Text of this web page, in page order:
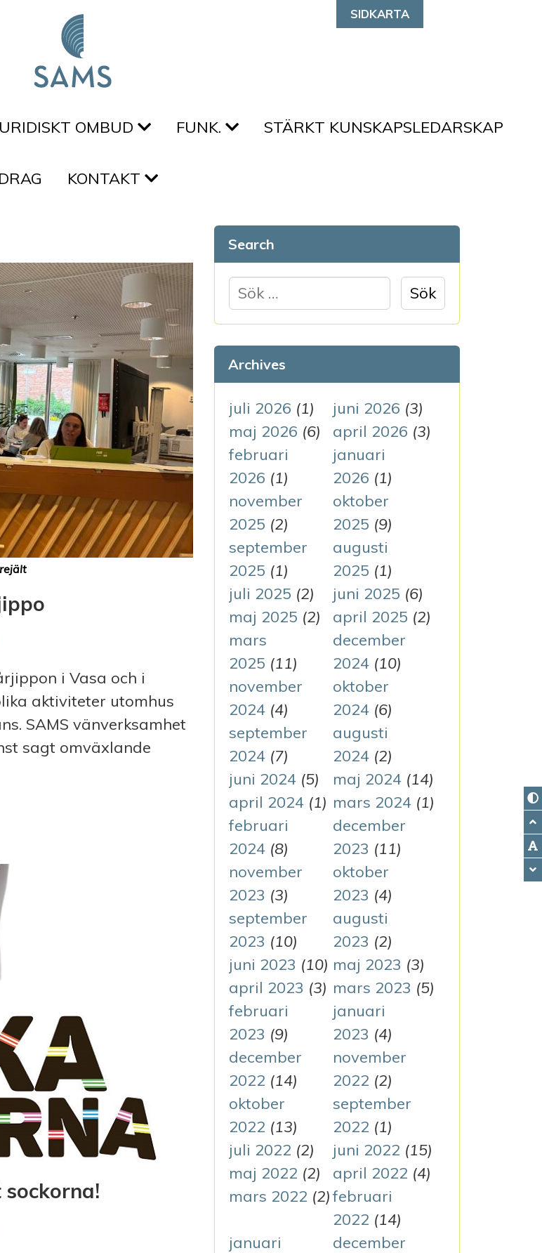
SIDKARTA
OMBUD FUNK. STÄRKT KUNSKAPSLEDARSKAP
KONTAKT
i Vasa och i
aktiviteter utomhus
SAMS vänverksamhet
sagt omväxlande
Search
ö
e
f
t
e
r
:
Archives
juli 2026 (1) juni 2026 (3)
maj 2026 (6) april 2026 (3)
februari
2026 (1)
januari
2026 (1)
november
2025 (2)
oktober
2025 (9)
september
2025 (1)
augusti
2025 (1)
juli 2025 (2) juni 2025 (6)
maj 2025 (2) april 2025 (2)
mars
2025 (11)
december
2024(10)
november
2024 (4)
oktober
2024(6)
september
2024 (7)
augusti
2024(2)
juni 2024 (5) maj 2024(14)
april 2024 (1) mars 2024(1)
februari
2024 (8)
december
2023 (11)
november
2023 (3)
oktober
2023 (4)
september
2023 (10)
augusti
2023 (2)
juni 2023 (10) maj 2023 (3)
april 2023 (3) mars 2023 (5)
februari
2023 (9)
januari
2023 (4)
december
2022 (14)
november
2022 (2)
oktober
2022 (13)
september
2022 (1)
juli 2022 (2) juni 2022 (15)
maj 2022 (2) april 2022 (4)
mars 2022 (2)februari
2022 (14)
januari
december